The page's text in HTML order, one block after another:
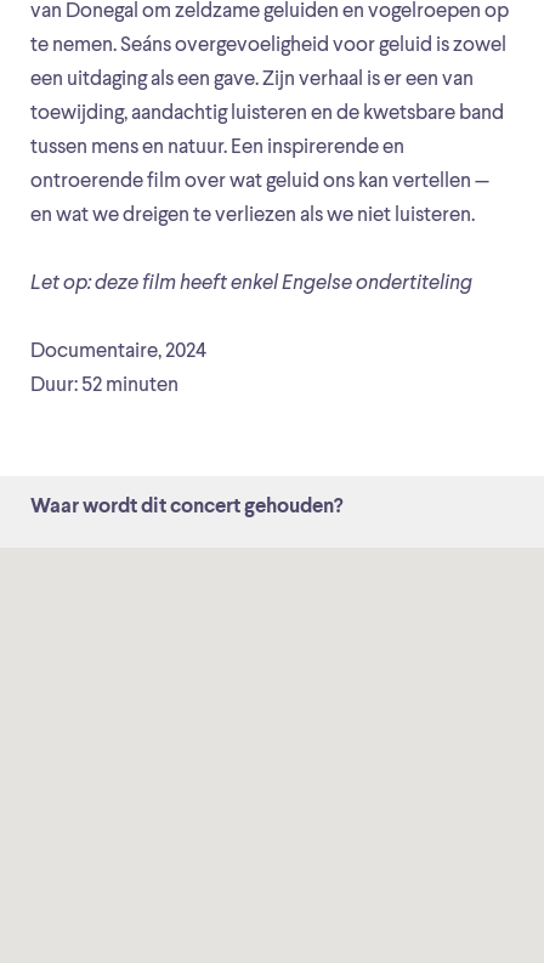
van Donegal om zeldzame geluiden en vogelroepen op
te nemen. Seáns overgevoeligheid voor geluid is zowel
een uitdaging als een gave. Zijn verhaal is er een van
toewijding, aandachtig luisteren en de kwetsbare band
tussen mens en natuur. Een inspirerende en
ontroerende film over wat geluid ons kan vertellen —
en wat we dreigen te verliezen als we niet luisteren.
Let op: deze film heeft enkel Engelse ondertiteling
Documentaire, 2024
Duur: 52 minuten
Waar wordt dit concert gehouden?